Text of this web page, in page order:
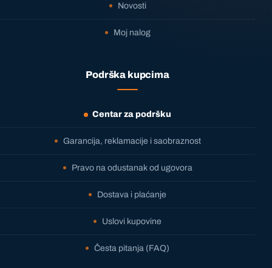
Novosti
Moj nalog
Podrška kupcima
Centar za podršku
Garancija, reklamacije i saobraznost
Pravo na odustanak od ugovora
Dostava i plaćanje
Uslovi kupovine
Česta pitanja (FAQ)